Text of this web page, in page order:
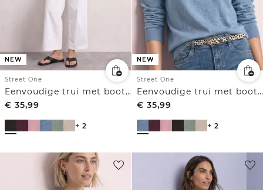
NEW
Street One
Eenvoudige trui met boothals
€ 35,99
+ 2
NEW
Street One
Eenvoudige trui met boothals
€ 35,99
+ 2